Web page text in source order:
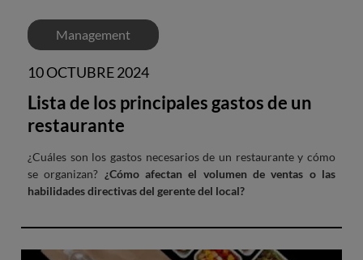
Management
10 OCTUBRE 2024
Lista de los principales gastos de un
restaurante
¿Cuáles son los gastos necesarios de un restaurante y cómo
se organizan? ¿Cómo afectan el volumen de ventas o las
habilidades directivas del gerente del local?